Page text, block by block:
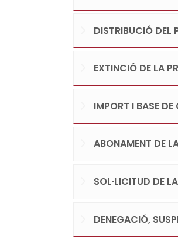
DISTRIBUCIÓ DEL
EXTINCIÓ DE LA
IMPORT I BASE DE
ABONAMENT DE
SOL·LICITUD DE
DENEGACIÓ,